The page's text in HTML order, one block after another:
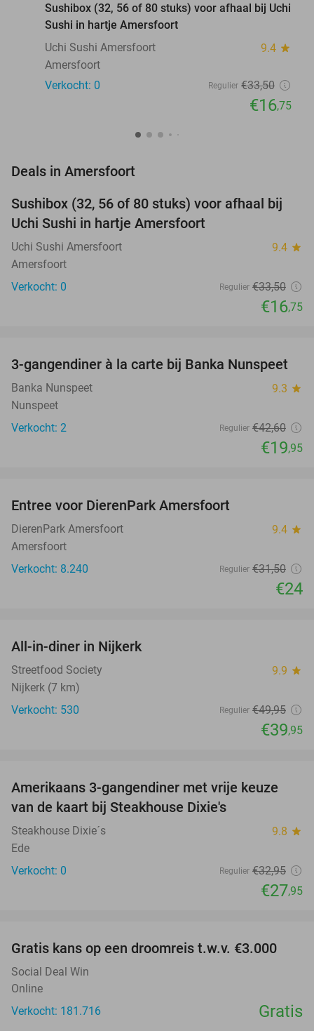
Sushibox (32, 56 of 80 stuks) voor afhaal bij Uchi
Sushi in hartje Amersfoort
Uchi Sushi Amersfoort
9.4 star
Amersfoort
Verkocht: 0
Regulier €33,50
€16,75
Deals in Amersfoort
50%
TODAY
Sushibox (32, 56 of 80 stuks) voor afhaal bij
Uchi Sushi in hartje Amersfoort
Uchi Sushi Amersfoort 9.4 star
Amersfoort
Verkocht: 0
Regulier €33,50
€16,75
53%
NEW
TODAY
3-gangendiner à la carte bij Banka Nunspeet
Banka Nunspeet 9.3 star
Nunspeet
Verkocht: 2
Regulier €42,60
€19,95
Entree voor DierenPark Amersfoort
DierenPark Amersfoort 9.4 star
Amersfoort
Verkocht: 8.240
Regulier €31,50
€24
All-in-diner in Nijkerk
Streetfood Society 9.9 star
Nijkerk (7 km)
Verkocht: 530
Regulier €49,95
€39,95
15%
TODAY
Amerikaans 3-gangendiner met vrije keuze
van de kaart bij Steakhouse Dixie's
Steakhouse Dixie´s 9.8 star
Ede
Verkocht: 0
Regulier €32,95
€27,95
Gratis kans op een droomreis t.w.v. €3.000
Social Deal Win
Online
Verkocht: 181.716
Gratis